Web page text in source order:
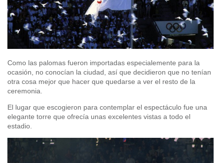
Como las palomas fueron importadas especialemente para la
ocasión, no conocían la ciudad, así que decidieron que no tenían
otra cosa mejor que hacer que quedarse a ver el resto de la
ceremonia.
El lugar que escogieron para contemplar el espectáculo fue una
elegante torre que ofrecía unas excelentes vistas a todo el
estadio.